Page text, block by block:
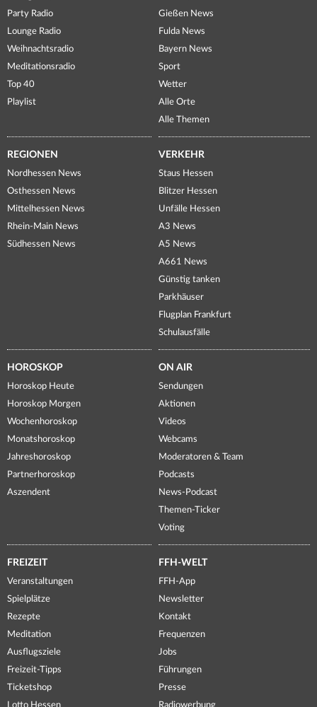
Party Radio
Lounge Radio
Weihnachtsradio
Meditationsradio
Top 40
Playlist
Gießen News
Fulda News
Bayern News
Sport
Wetter
Alle Orte
Alle Themen
REGIONEN
Nordhessen News
Osthessen News
Mittelhessen News
Rhein-Main News
Südhessen News
VERKEHR
Staus Hessen
Blitzer Hessen
Unfälle Hessen
A3 News
A5 News
A661 News
Günstig tanken
Parkhäuser
Flugplan Frankfurt
Schulausfälle
HOROSKOP
Horoskop Heute
Horoskop Morgen
Wochenhoroskop
Monatshoroskop
Jahreshoroskop
Partnerhoroskop
Aszendent
ON AIR
Sendungen
Aktionen
Videos
Webcams
Moderatoren & Team
Podcasts
News-Podcast
Themen-Ticker
Voting
FREIZEIT
Veranstaltungen
Spielplätze
Rezepte
Meditation
Ausflugsziele
Freizeit-Tipps
Ticketshop
Lotto Hessen
FFH-WELT
FFH-App
Newsletter
Kontakt
Frequenzen
Jobs
Führungen
Presse
Radiowerbung